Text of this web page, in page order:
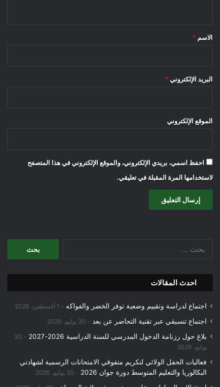
*
الاسم *
البريد الإلكتروني *
الموقع الإلكتروني
احفظ اسمي، بريدي الإلكتروني، والموقع الإلكتروني في هذا المتصفح
لاستخدامها المرة المقبلة في تعليقي.
احدث المقالات
اجتماع لدراسة وتقييم وضعية توفر الخضر والفواكه 1 أغسطس، 2026
اجتماع تنسيقي عبر تقنية التحاضر عن بعد 30 يوليو، 2026
بلاغ حول رزنامة الدخول المدرسي للسنة الدراسية 2026-2027
30
يوليو، 2026
فعاليات الحفل الولائي لتكريم متفوقي الامتحانات الرسمية لشهادتي
البكالوريا والتعليم المتوسط دورة جوان 2026
30 يوليو، 2026